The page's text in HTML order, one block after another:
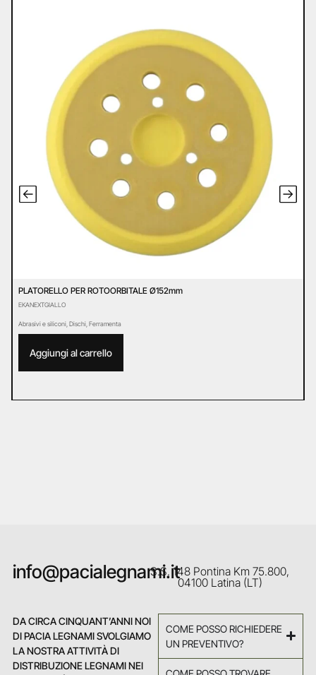
PLATORELLO PER ROTOORBITALE Ø152mm
EKANEXTGIALLO
Abrasivi e siliconi Dischi Ferramenta
Aggiungi al carrello
info@pacialegnami.itS.S. 148 Pontina Km 75.800,
04100 Latina (LT)
DA CIRCA CINQUANT’ANNI NOI
DI PACIA LEGNAMI SVOLGIAMO
LA NOSTRA ATTIVITÀ DI
DISTRIBUZIONE LEGNAMI NEI
COME POSSO RICHIEDERE
UN PREVENTIVO?